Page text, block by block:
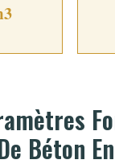
Béton